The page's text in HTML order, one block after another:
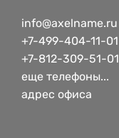
info@axelname.ru
+7-499-404-11-01
+7-812-309-51-01
еще телефоны...
адрес офиса